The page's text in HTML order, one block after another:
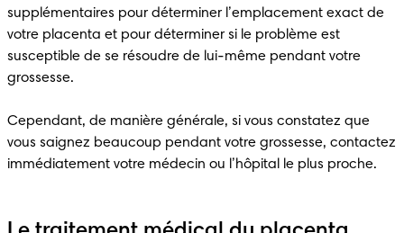
supplémentaires pour déterminer l’emplacement exact de
votre placenta et pour déterminer si le problème est
susceptible de se résoudre de lui-même pendant votre
grossesse.
Cependant, de manière générale, si vous constatez que
vous saignez beaucoup pendant votre grossesse, contactez
immédiatement votre médecin ou l’hôpital le plus proche.